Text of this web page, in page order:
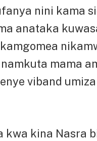
nini kama
anataka
mama
viband
kwa kina Nasra